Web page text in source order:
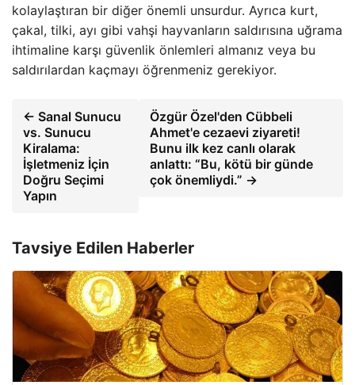
kolaylaştıran bir diğer önemli unsurdur. Ayrıca kurt,
çakal, tilki, ayı gibi vahşi hayvanların saldırısına uğrama
ihtimaline karşı güvenlik önlemleri almanız veya bu
saldırılardan kaçmayı öğrenmeniz gerekiyor.
← Sanal Sunucu
vs. Sunucu
Kiralama:
İşletmeniz İçin
Doğru Seçimi
Yapın
Özgür Özel'den Cübbeli
Ahmet'e cezaevi ziyareti!
Bunu ilk kez canlı olarak
anlattı: “Bu, kötü bir günde
çok önemliydi.” →
Tavsiye Edilen Haberler